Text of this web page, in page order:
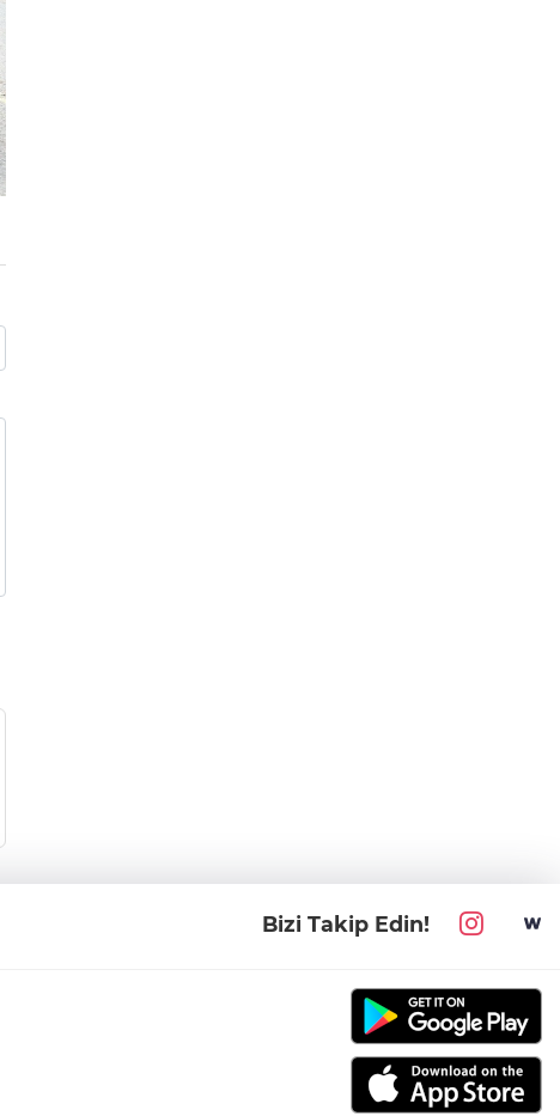
Bizi Takip Edin!